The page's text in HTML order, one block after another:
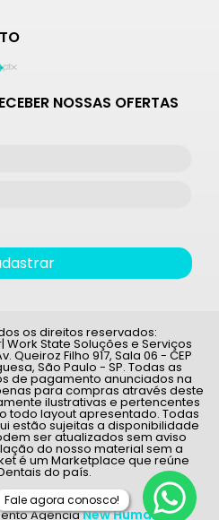
NOSSAS OFERTAS
os direitos reservados:
State Soluções e Serviços
Queiroz Filho 917, Sala 06 - CEP
São Paulo - SP. Todas as
de pagamento anunciados na
para compras através deste
ilustrativas e pertencentes
todo layout apresentado. Todas
estão sujeitas a disponibilidade
ser atualizados sem aviso
do nosso material sem a
é um Marketplace que reúne
do país.
AgênciaNew Humans|
1